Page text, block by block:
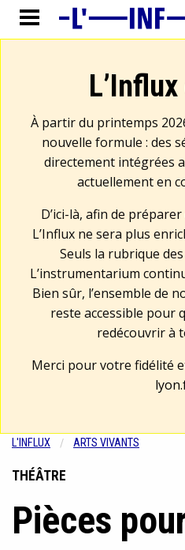
À partir du printemps
nouvelle formule : des
directement intégrées
actuellement en
D’ici-là, afin de
L’Influx ne sera plus
Seuls la rubrique
L’instrumentarium
Bien sûr, l’ensemble de
reste accessible pour
redécouvrir à
Merci pour votre fidélité
L'INFLUX ARTS VIVANTS
THÉÂTRE
Pièces